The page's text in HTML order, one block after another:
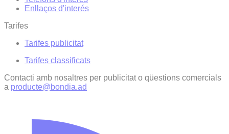
Enllaços d'interés
Tarifes
Tarifes publicitat
Tarifes classificats
Contacti amb nosaltres per publicitat o qüestions comercials
a producte@bondia.ad